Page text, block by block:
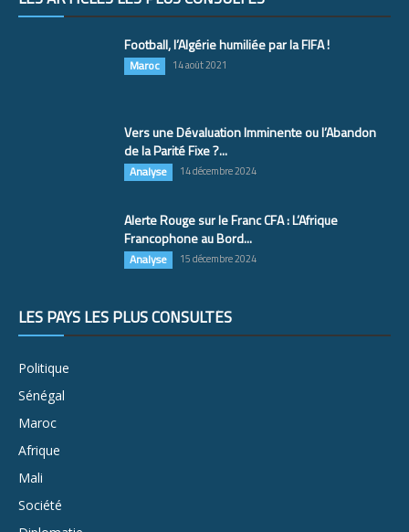
Football, l’Algérie humiliée par la FIFA !
Maroc 14 août 2021
Vers une Dévaluation Imminente ou l’Abandon
de la Parité Fixe ?...
Analyse 14 décembre 2024
Alerte Rouge sur le Franc CFA : L’Afrique
Francophone au Bord...
Analyse 15 décembre 2024
LES PAYS LES PLUS CONSULTÉS
Politique
Sénégal
Maroc
Afrique
Mali
Société